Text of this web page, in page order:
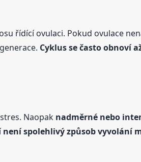
řídící ovulaci. Pokud ovulace
Cyklus se často obnoví
Naopak nadměrné nebo
není spolehlivý způsob vyvolání